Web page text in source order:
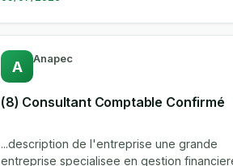
A Anapec
(8) Consultant Comptable Confirmé
...description de l'entreprise une grande
entreprise specialisee en gestion